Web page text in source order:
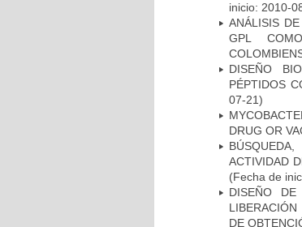
inicio: 2010-
ANÁLISIS
GPL
DISEÑO
PÉPTIDOS
07-21)
DRUG OR
ACTIVIDAD
(Fecha de
DISEÑO DE
DE